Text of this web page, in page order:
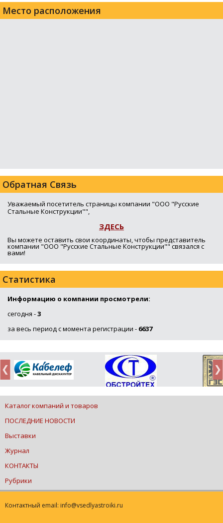
Место расположения
Обратная Связь
Уважаемый посетитель страницы компании "ООО "Русские
Стальные Конструкции"",
ЗДЕСЬ
Вы можете оставить свои координаты, чтобы представитель
компании "ООО "Русские Стальные Конструкции"" связался с
вами!
Статистика
Информацию о компании просмотрели:
сегодня -3
за весь период с момента регистрации - 6637
Каталог компаний и товаров
ПОСЛЕДНИЕ НОВОСТИ
Выставки
Журнал
КОНТАКТЫ
Рубрики
Контактный email: info@vsedlyastroiki.ru